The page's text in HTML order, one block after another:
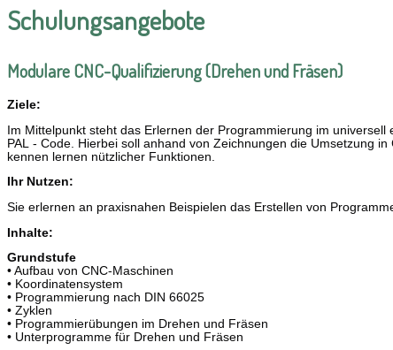
Schulungsangebote
Modulare CNC-Qualifizierung (Drehen und Fräsen)
Ziele:
Im Mittelpunkt steht das Erlernen der Programmierung im universell
PAL - Code. Hierbei soll anhand von Zeichnungen die Umsetzung
kennen lernen nützlicher Funktionen.
Ihr Nutzen:
Sie erlernen an praxisnahen Beispielen das Erstellen von
Inhalte:
Grundstufe
• Aufbau von CNC-Maschinen
• Koordinatensystem
• Programmierung nach DIN 66025
• Zyklen
• Programmierübungen im Drehen und Fräsen
• Unterprogramme für Drehen und Fräsen